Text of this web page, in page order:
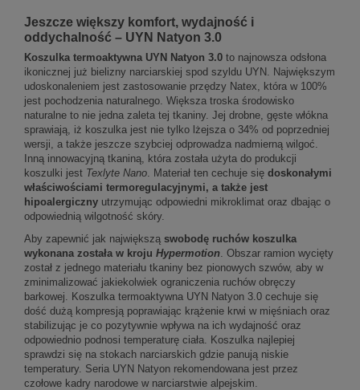
Jeszcze większy komfort, wydajność i
oddychalność – UYN Natyon 3.0
Koszulka termoaktywna UYN Natyon 3.0 to najnowsza odsłona
ikonicznej już bielizny narciarskiej spod szyldu UYN. Największym
udoskonaleniem jest zastosowanie przędzy Natex, która w 100%
jest pochodzenia naturalnego. Większa troska środowisko
naturalne to nie jedna zaleta tej tkaniny. Jej drobne, gęste włókna
sprawiają, iż koszulka jest nie tylko lżejsza o 34% od poprzedniej
wersji, a także jeszcze szybciej odprowadza nadmierną wilgoć.
Inną innowacyjną tkaniną, która została użyta do produkcji
koszulki jest Texlyte Nano . Materiał ten cechuje się doskonałymi
właściwościami termoregulacyjnymi, a także jest
hipoalergiczny utrzymując odpowiedni mikroklimat oraz dbając o
odpowiednią wilgotność skóry.
Aby zapewnić jak największą swobodę ruchów koszulka
wykonana została w kroju Hypermotion . Obszar ramion wycięty
został z jednego materiału tkaniny bez pionowych szwów, aby w
zminimalizować jakiekolwiek ograniczenia ruchów obręczy
barkowej. Koszulka termoaktywna UYN Natyon 3.0 cechuje się
dość dużą kompresją poprawiając krążenie krwi w mięśniach oraz
stabilizując je co pozytywnie wpływa na ich wydajność oraz
odpowiednio podnosi temperaturę ciała. Koszulka najlepiej
sprawdzi się na stokach narciarskich gdzie panują niskie
temperatury. Seria UYN Natyon rekomendowana jest przez
czołowe kadry narodowe w narciarstwie alpejskim.